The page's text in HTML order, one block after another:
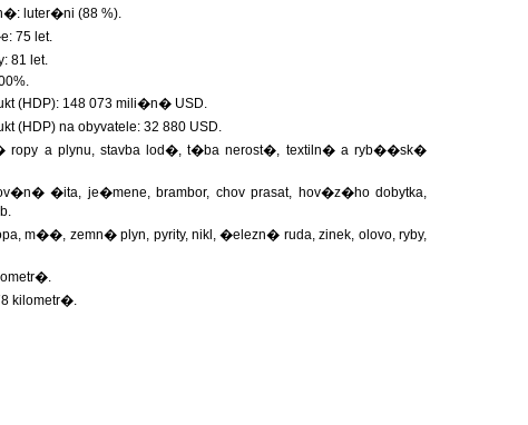
luter�ni (88 %).
75 let.
81 let.
(HDP): 148 073 mili�n� USD.
(HDP) na obyvatele: 32 880 USD.
ropy a plynu, stavba lod�, t�ba nerost�, textiln� a ryb��sk�
�ita, je�mene, brambor, chov prasat, hov�z�ho dobytka,
m��, zemn� plyn, pyrity, nikl, �elezn� ruda, zinek, olovo, ryby,
kilometr�.